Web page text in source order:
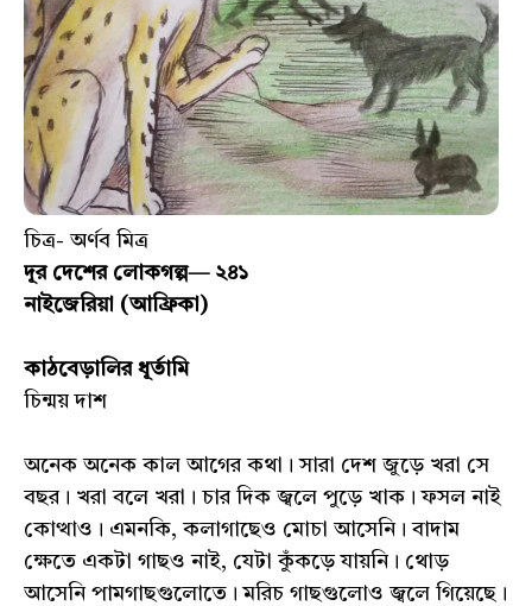
চিত্র- অর্ণব মিত্র
দূর দেশের লোকগল্প— ২৪১
নাইজেরিয়া (আফ্রিকা)
কাঠবেড়ালির ধূর্তামি
চিন্ময় দাশ
অনেক অনেক কাল আগের কথা। সারা দেশ জুড়ে খরা সে
বছর। খরা বলে খরা। চার দিক জ্বলে পুড়ে খাক। ফসল নাই
কোত্থাও। এমনকি, কলাগাছেও মোচা আসেনি। বাদাম
ক্ষেতে একটা গাছও নাই, যেটা কুঁকড়ে যায়নি। থোড়
আসেনি পামগাছগুলোতে। মরিচ গাছগুলোও জ্বলে গিয়েছে।